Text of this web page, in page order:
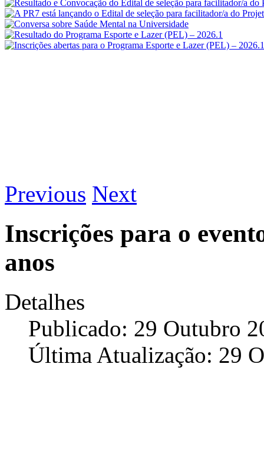
Previous Next
Inscrições para o
anos
Detalhes
Publicado: 29 Outubro
Última Atualização: 29